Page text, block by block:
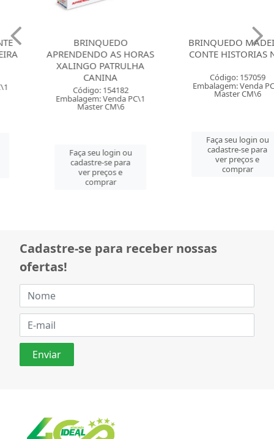
BRINQUEDO
APRENDENDO AS HORAS
XALINGO PATRULHA
CANINA
Código: 154182
Embalagem: Venda PC\1
Master CM\6
Faça seu login ou
cadastre-se para
ver preços e
BRINQUEDO MADEIRA
CONTE HISTORIAS NIG
Código: 157059
Embalagem: Venda PC\1
Master CM\6
Faça seu login ou
cadastre-se para
ver preços e
Cadastre-se para receber nossas
ofertas!